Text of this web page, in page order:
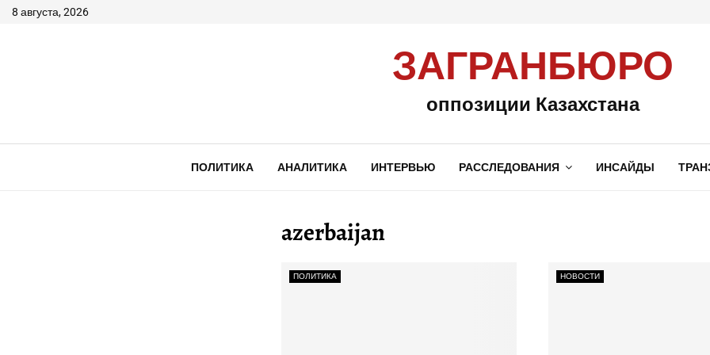
8 августа, 2026
ЗАГРАНБЮРО
оппозиции Казахстана
ПОЛИТИКА АНАЛИТИКА ИНТЕРВЬЮ РАССЛЕДОВАНИЯ ИНСАЙДЫ
azerbaijan
ПОЛИТИКА НОВОСТИ